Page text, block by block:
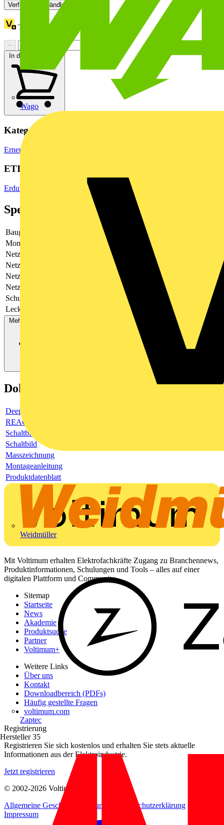
Wago
Weidmüller
Zaptec
Hersteller 35
Verfügbar: 1 Händler
Treuepunkte:
−
In den Warenkorb
Kategorien
Erneuerbare Energien & E-Mobilität
ETIM Group
Erdung, Blitz- und Überspannungsschutz
Spezifikationen
Baugröße
Montageart
Hutschiene TH35
Netzform DC
Netzform IT
Netzform TN
Netzform TT
Schutzpegel
Leckstromfrei
Mehr anzeigen
Dokumente
Deeplink Produktseite
REACH-Deklaration
Schaltbild
Schaltbild
Masszeichnung
Montageanleitung
Produktdatenblatt
Mit Voltimum erhalten Elektrofachkräfte Zugang zu Branchennews,
Produktinformationen, Schulungen und Tools – alles auf einer
digitalen Plattform und Community.
Sitemap
Startseite
News
Akademie
Produktsuche
Partner
Voltimum+
Weitere Links
Über uns
Kontakt
Downloadbereich (PDFs)
Häufig gestellte Fragen
voltimum.com
Registrierung
Registrieren Sie sich kostenlos und erhalten Sie stets aktuelle
Informationen aus der Elektroindustrie.
Jetzt registrieren
© 2002-2026 Voltimum
Allgemeine Geschäftsbedingungen
Datenschutzerklärung
Impressum